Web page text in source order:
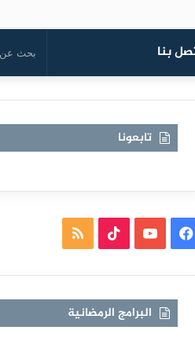
بنا
تابعونا
فيسبوكيوتيوب TikTokملخص
البرامج الرمضانية